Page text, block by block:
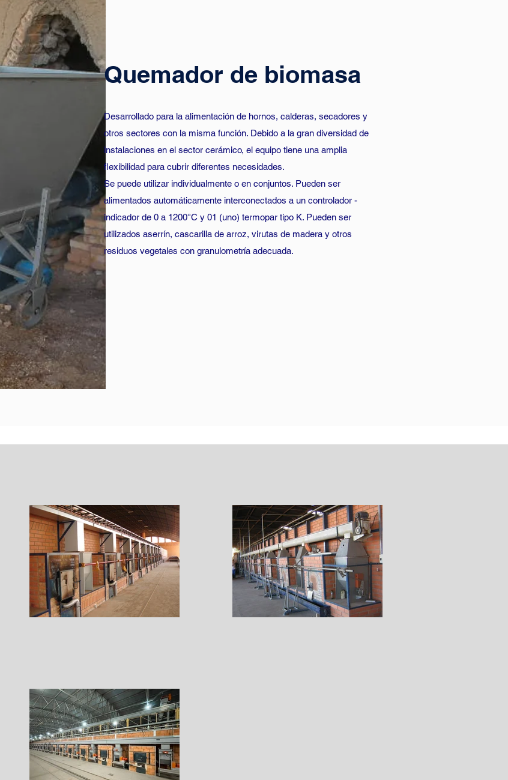
Quemador de biomasa
Desarrollado para la alimentación de hornos, calderas, secadores y
otros sectores con la misma función. Debido a la gran diversidad de
instalaciones en el sector cerámico, el equipo tiene una amplia
flexibilidad para cubrir diferentes necesidades.
Se puede utilizar individualmente o en conjuntos. Pueden ser
alimentados automáticamente interconectados a un controlador -
indicador de 0 a 1200°C y 01 (uno) termopar tipo K. Pueden ser
utilizados aserrín, cascarilla de arroz, virutas de madera y otros
residuos vegetales con granulometría adecuada.